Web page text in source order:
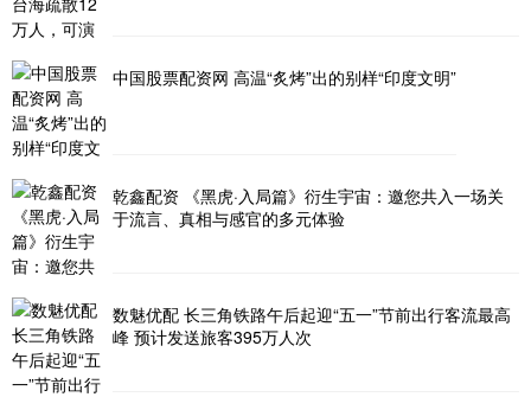
中国股票配资网 高温“炙烤”出的别样“印度文明”
乾鑫配资 《黑虎·入局篇》衍生宇宙：邀您共入一场关
于流言、真相与感官的多元体验
数魅优配 长三角铁路午后起迎“五一”节前出行客流最高
峰 预计发送旅客395万人次